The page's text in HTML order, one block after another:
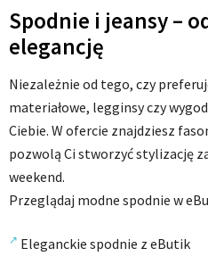
Spodnie i jeansy –
elegancję
Niezależnie od tego, czy
materiałowe, legginsy czy
Ciebie. W ofercie znajdziesz
pozwolą Ci stworzyć stylizację
weekend.
Przeglądaj modne spodnie w
Eleganckie spodnie z eButik